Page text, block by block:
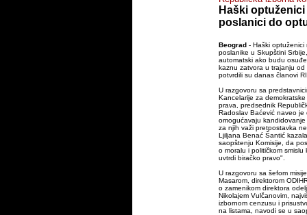
Haški
poslanici do
Beograd - Haški optuženici
poslanike u Skupštini
automatski ako budu
kaznu zatvora u trajanju od
potvrdili su danas članovi
U razgovoru sa
Kancelarije za
prava, predsednik
Radoslav Baćević naveo je
omogućavaju
za njih važi pretpostavka
Ljiljana Benać Šantić
saopštenju Komisije, da
o moralu i političkom
uvtrdi biračko pravo".
U razgovoru sa šefom
Masarom, direktorom
o zamenikom direktora
Nikolajem Vulčanovim,
izbornom cenzusu i
na listama, navodi se u